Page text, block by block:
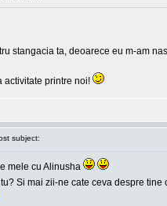
stangacia ta, deoarece eu m-am
activitate printre noi!
subject:
mele cu Alinusha
Si mai zii-ne cate ceva despre tine